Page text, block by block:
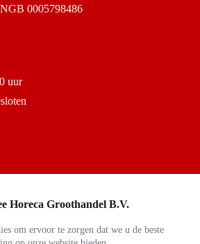
om ervoor te zorgen dat we u de beste
0005798486
uur
Horeca Groothandel B.V.